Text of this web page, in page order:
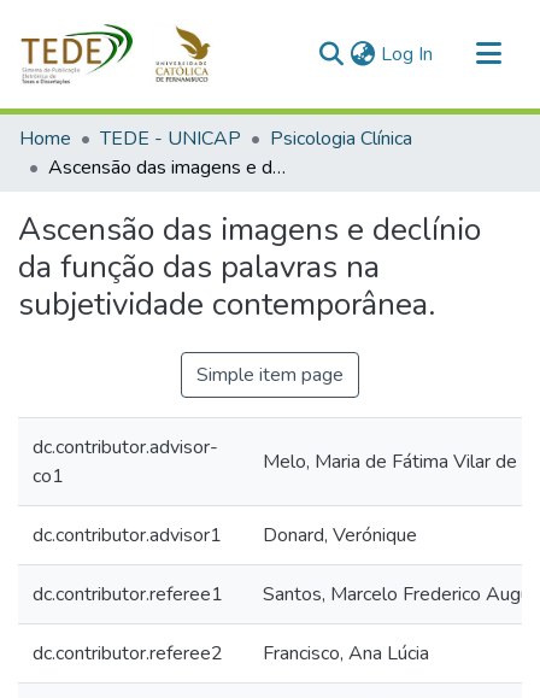
Log In (current)
Communities & Collections
All of DSpace
Home TEDE - UNICAP
Psicologia Clínica
Ascensão das imagens e declínio da função das palavras na subjetividade contemporânea.
Ascensão das imagens e declínio
da função das palavras na
subjetividade contemporânea.
Simple item page
dc.contributor.advisor-
co1
Melo, Maria de Fátima Vilar de
dc.contributor.advisor1 Donard, Verónique
dc.contributor.referee1 Santos, Marcelo Frederico
dc.contributor.referee2 Francisco, Ana Lúcia